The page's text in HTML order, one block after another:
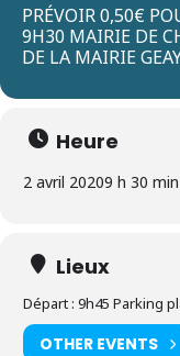
PRÉVOIR 0,50€
9H30 MAIRIE DE
DE LA MAIRIE
Heure
2 avril 20209 h 30 min
Lieux
Départ : 9h45 Parking
OTHER EVENTS